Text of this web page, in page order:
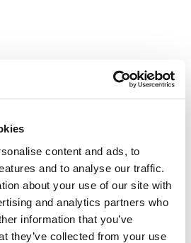
content and ads, to
and to analyse our traffic.
about your use of our site with
and analytics partners who
information that you’ve
they’ve collected from your use